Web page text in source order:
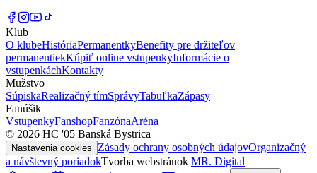
Klub
O klubeHistóriaPermanentkyBenefity pre držiteľov
permanentiekKúpiť online vstupenkyInformácie o
vstupenkáchKontakty
Mužstvo
SúpiskaRealizačný tímSprávyTabuľkaZápasy
Fanúšik
VstupenkyFanshopFanzónaAréna
© 2026 HC '05 Banská Bystrica
Nastavenia cookies Zásady ochrany osobných údajovOrganizačný
a návštevný poriadokTvorba webstránok MR. Digital